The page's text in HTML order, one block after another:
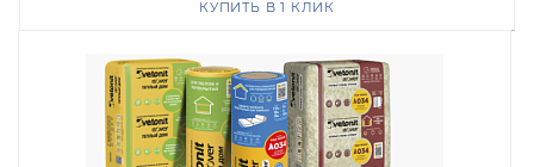
КУПИТЬ В 1 КЛИК